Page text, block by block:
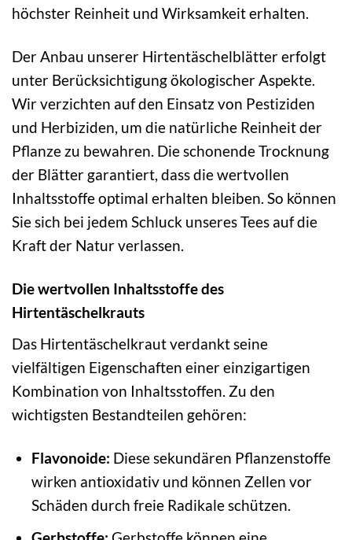
höchster Reinheit und Wirksamkeit erhalten.
Der Anbau unserer Hirtentäschelblätter erfolgt
unter Berücksichtigung ökologischer Aspekte.
Wir verzichten auf den Einsatz von Pestiziden
und Herbiziden, um die natürliche Reinheit der
Pflanze zu bewahren. Die schonende Trocknung
der Blätter garantiert, dass die wertvollen
Inhaltsstoffe optimal erhalten bleiben. So können
Sie sich bei jedem Schluck unseres Tees auf die
Kraft der Natur verlassen.
Die wertvollen Inhaltsstoffe des
Hirtentäschelkrauts
Das Hirtentäschelkraut verdankt seine
vielfältigen Eigenschaften einer einzigartigen
Kombination von Inhaltsstoffen. Zu den
wichtigsten Bestandteilen gehören:
Flavonoide: Diese sekundären Pflanzenstoffe
wirken antioxidativ und können Zellen vor
Schäden durch freie Radikale schützen.